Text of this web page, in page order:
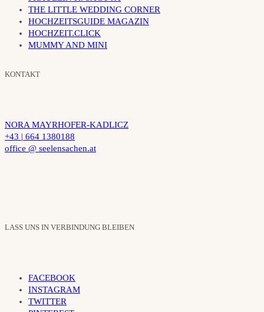
THE LITTLE WEDDING CORNER
HOCHZEITSGUIDE MAGAZIN
HOCHZEIT.CLICK
MUMMY AND MINI
KONTAKT
NORA MAYRHOFER-KADLICZ
+43 | 664 1380188
office @ seelensachen.at
LASS UNS IN VERBINDUNG BLEIBEN
FACEBOOK
INSTAGRAM
TWITTER